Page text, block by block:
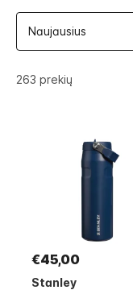
263 prekių
€45,00
Stanley